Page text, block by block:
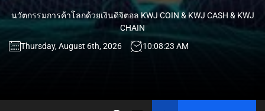
นวัตกรรมการค้าโลกด้วยเงินดิจิตอล KWJ COIN & KWJ CASH & KWJ
CHAIN
Thursday, August 6th, 2026
10:08:24 AM